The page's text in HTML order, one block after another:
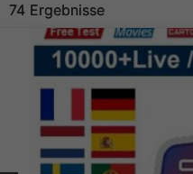
74 Ergebnisse